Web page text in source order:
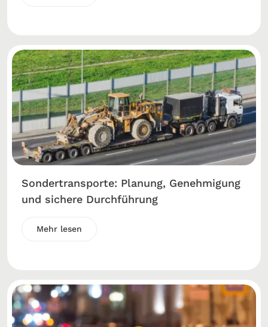
Sondertransporte: Planung, Genehmigung
und sichere Durchführung
Mehr lesen